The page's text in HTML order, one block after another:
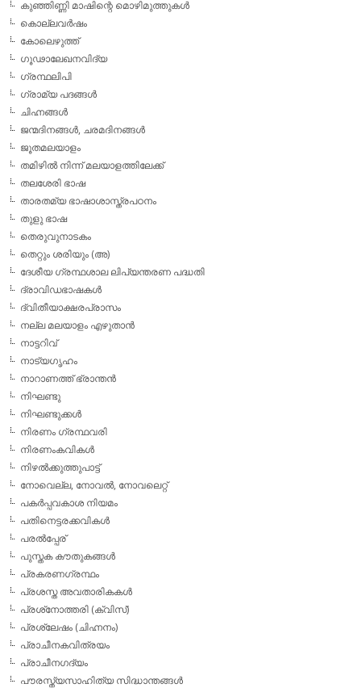
കുഞ്ഞിണ്ണി മാഷിന്റെ മൊഴിമുത്തുകള്‍
കൊല്ലവര്‍ഷം
കോലെഴുത്ത്
ഗൂഢാലേഖനവിദ്യ
ഗ്രന്ഥലിപി
ഗ്രാമ്യ പദങ്ങള്‍
ചിഹ്നങ്ങള്‍
ജന്മദിനങ്ങള്‍, ചരമദിനങ്ങള്‍
ജൂതമലയാളം
തമിഴില്‍ നിന്ന് മലയാളത്തിലേക്ക്
തലശേരി ഭാഷ
താരതമ്യ ഭാഷാശാസ്ത്രപഠനം
തുളു ഭാഷ
തെരുവുനാടകം
തെറ്റും ശരിയും (അ)
ദേശീയ ഗ്രന്ഥശാല ലിപ്യന്തരണ പദ്ധതി
ദ്രാവിഡഭാഷകള്‍
ദ്വിതീയാക്ഷരപ്രാസം
നല്ല മലയാളം എഴുതാന്‍
നാട്ടറിവ്
നാട്യഗൃഹം
നാറാണത്ത് ഭ്രാന്തന്‍
നിഘണ്ടു
നിഘണ്ടുക്കള്‍
നിരണം ഗ്രന്ഥവരി
നിരണംകവികള്‍
നിഴല്‍ക്കുത്തുപാട്ട്
നോവെല്ല, നോവല്‍, നോവലെറ്റ്
പകര്‍പ്പവകാശ നിയമം
പതിനെട്ടരക്കവികള്‍
പരല്‍പ്പേര്
പുസ്തക കൗതുകങ്ങള്‍
പ്രകരണഗ്രന്ഥം
പ്രശസ്ത അവതാരികകള്‍
പ്രശ്‌നോത്തരി (ക്വിസ്)
പ്രശ്ലേഷം (ചിഹ്നനം)
പ്രാചീനകവിത്രയം
പ്രാചീനഗദ്യം
പൗരസ്ത്യസാഹിത്യ സിദ്ധാന്തങ്ങള്‍